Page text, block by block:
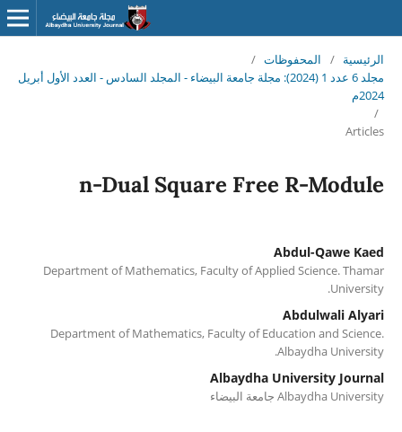
الرئيسية / المحفوظات /
مجلد 6 عدد 1 (2024): مجلة جامعة البيضاء - المجلد السادس - العدد الأول أبريل
2024م
/
Articles
n-Dual Square Free R-Module
Abdul-Qawe Kaed
Department of Mathematics, Faculty of Applied Science. Thamar
University.
Abdulwali Alyari
Department of Mathematics, Faculty of Education and Science.
Albaydha University.
Albaydha University Journal
Albaydha University جامعة البيضاء